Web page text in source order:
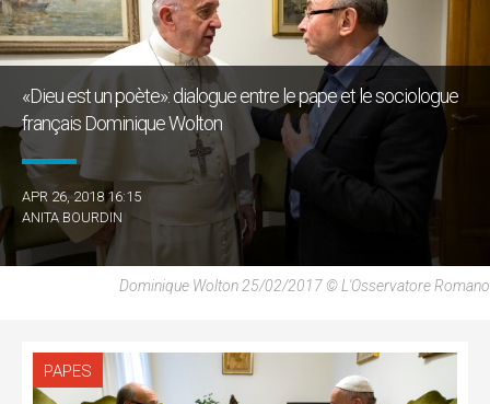
«Dieu est un poète»: dialogue entre le pape et le sociologue
français Dominique Wolton
APR 26, 2018 16:15
ANITA BOURDIN
Dominique Wolton 25/02/2017 © L'Osservatore Romano
PAPES